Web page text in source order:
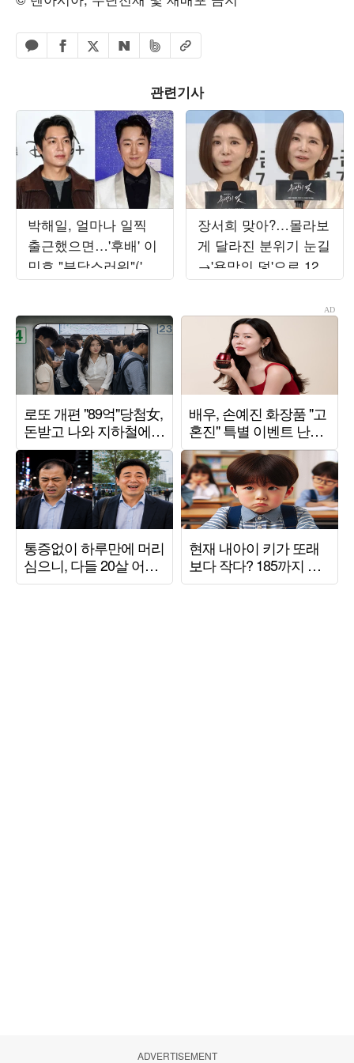
카카오톡 공유하기
페이스북 공유하기
엑스 공유하기
네이버 공유하기
밴드 공유하기
URL복사
관련기사
박해일, 얼마나 일찍
출근했으면…'후배' 이
민호 "부담스러워"('암
살자들')
장서희 맞아?…몰라보
게 달라진 분위기 눈길
→'욕망의 덫'으로 12년
만에 KBS 복귀
ADVERTISEMENT